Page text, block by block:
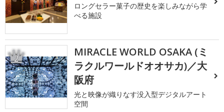
ロングセラー菓子の歴史を楽しみながら学
べる施設
2
MIRACLE WORLD OSAKA (ミ
ラクルワールドオオサカ)／大
阪府
光と映像が織りなす没入型デジタルアート
空間